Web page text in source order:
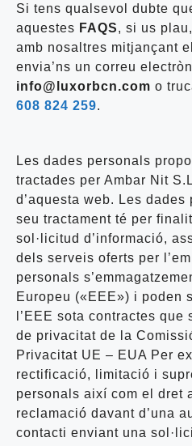
Si tens qualsevol dubte
aquestes FAQS, si us
amb nosaltres mitjançant
envia’ns un correu
info@luxorbcn.com o
608 824 259.
Les dades personals
tractades per Ambar Nit
d’aquesta web. Les
seu tractament té per
sol·licitud d’informació,
dels serveis oferts per
personals
Europeu («EEE») i poden
l’EEE sota contractes
de privacitat de la
Privacitat UE – EUA Per
rectificació, limitació i
personals així com el dret
reclamació davant d’una
contacti enviant una